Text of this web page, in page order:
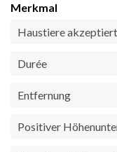
Merkmal
Haustiere akzeptiert
Durée
Entfernung
Positiver